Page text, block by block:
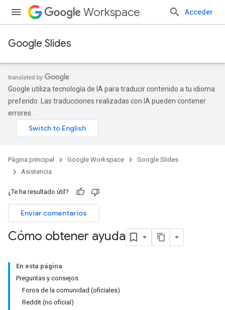
Workspace Acceder
Google Slides
Google utiliza tecnología de IA para traducir contenido a tu idioma
preferido. Las traducciones realizadas con IA pueden contener
errores.
Página principal Google Workspace
Google Slides
Asistencia
¿Te ha resultado útil?
Enviar comentarios
Cómo obtener ayuda
En esta página
Preguntas y consejos
Foros de la comunidad (oficiales)
Reddit (no oficial)